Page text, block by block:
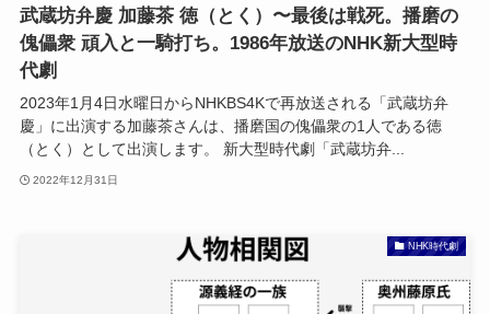
武蔵坊弁慶 加藤茶 徳（とく）〜最後は戦死。播磨の
傀儡衆 頑入と一騎打ち。1986年放送のNHK新大型時
代劇
2023年1月4日水曜日からNHKBS4Kで再放送される「武蔵坊弁
慶」に出演する加藤茶さんは、播磨国の傀儡衆の1人である徳
（とく）として出演します。 新大型時代劇「武蔵坊弁...
2022年12月31日
NHK時代劇